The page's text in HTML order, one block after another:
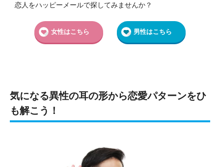
恋人をハッピーメールで探してみませんか？
女性はこちら 男性はこちら
気になる異性の耳の形から恋愛パターンをひ
も解こう！